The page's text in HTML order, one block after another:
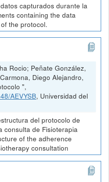
capturados durante la
containing the data
the protocol.
Rocio; Peñate González,
Diego Alejandro,
",
AEVYSB, Universidad del
del protocolo de
consulta de Fisioterapia
of the adherence
consultation